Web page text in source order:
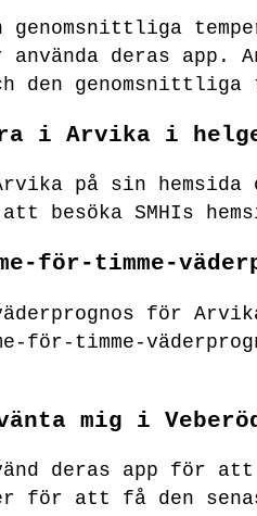
använda deras
den
i Arvika i
på sin
besöka SMHIs
för-timme-
för
timme-
mig i
deras app för
för att få den